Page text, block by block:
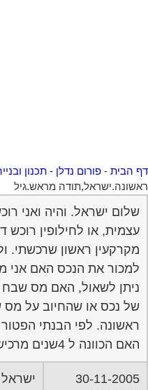
הבית- פורום נדלן - תכנון ובנייה
מראש.גיל
שלום ישראל. והיה ואני
עצמית, או לחילופין רוכש
מקרקעין ראשון שרכשתי.
למכור את הנכס האם אני
ניתן לשאול, האם מס שבח
של נכס או שהחיוב על מס
האם הכוונה ל 4שנים מרכישה או 4 שנים ממכירה קודמת?
30-11-2005
ישראל